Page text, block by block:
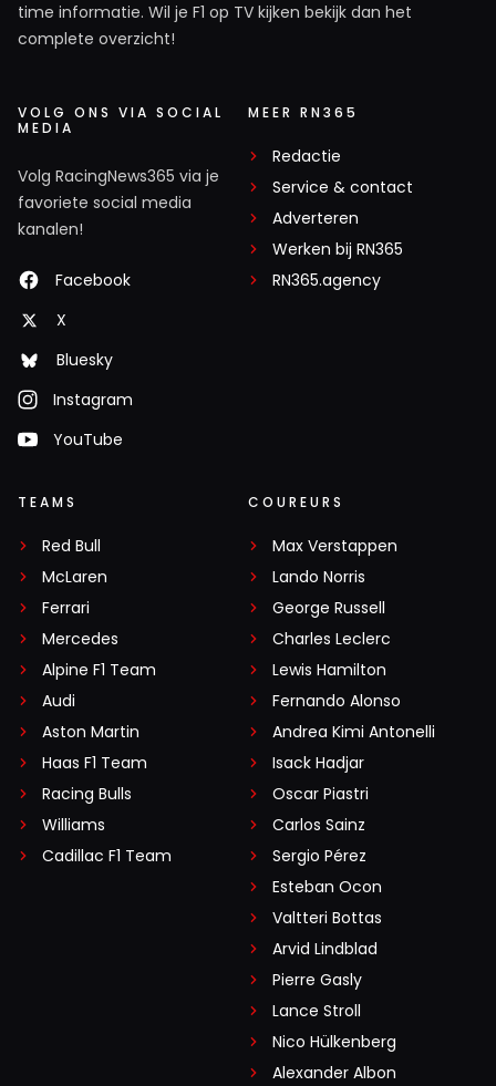
time informatie. Wil je F1 op TV kijken bekijk dan het
complete overzicht!
VOLG ONS VIA SOCIAL
MEDIA
Volg RacingNews365 via je
favoriete social media
kanalen!
Facebook
X
Bluesky
Instagram
YouTube
MEER RN365
Redactie
Service & contact
Adverteren
Werken bij RN365
RN365.agency
TEAMS
Red Bull
McLaren
Ferrari
Mercedes
Alpine F1 Team
Audi
Aston Martin
Haas F1 Team
Racing Bulls
Williams
Cadillac F1 Team
COUREURS
Max Verstappen
Lando Norris
George Russell
Charles Leclerc
Lewis Hamilton
Fernando Alonso
Andrea Kimi Antonelli
Isack Hadjar
Oscar Piastri
Carlos Sainz
Sergio Pérez
Esteban Ocon
Valtteri Bottas
Arvid Lindblad
Pierre Gasly
Lance Stroll
Nico Hülkenberg
Alexander Albon